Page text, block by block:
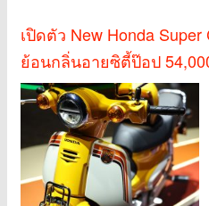
เปิดตัว New Honda
ย้อนกลิ่นอายซิตี้ป๊อป